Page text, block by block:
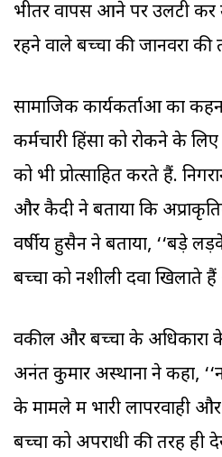
भीतर वापस आने पर उलटी
रहने वाले बच्चों की जानवरों की
सामाजिक कार्यकर्ताओं का
कर्मचारी हिंसा को रोकने के
को भी प्रोत्साहित करते हैं.
और कैदी ने बताया कि
वर्षीय हुसैन ने बताया, ‘‘बड़े
बच्चों को नशीली दवा खिलाते
वकील और बच्चों के अधिकारों
अनंत कुमार अस्थाना ने कहा,
के मामले में भारी लापरवाही
बच्चों को अपराधी की तरह ही